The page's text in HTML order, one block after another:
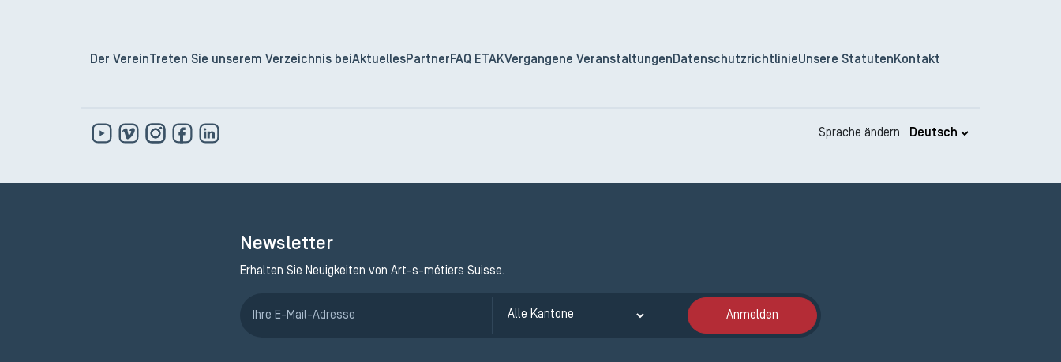
Der Verein Treten Sie unserem Verzeichnis beiAktuellesPartner FAQ ETAKVergangene Veranstaltungen DatenschutzrichtlinieUnsere Statuten Kontakt
Sprache ändern
Newsletter
Erhalten Sie Neuigkeiten von Art-s-métiers Suisse.
Anmelden